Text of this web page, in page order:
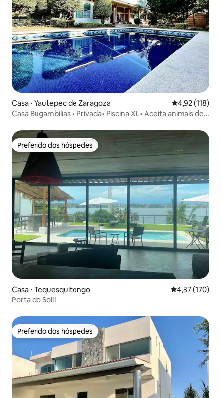
Casa ⋅ Yautepec de Zaragoza 4,92 de uma
4,92 (118)
Casa Bugambilias • Privada• Piscina XL• Aceita animais de
Preferido dos hóspedes
Preferido dos hóspedes
Casa ⋅ Tequesquitengo 4,87 de uma
4,87 (170)
Porta do Sol!!️
Preferido dos hóspedes
Preferido dos hóspedes